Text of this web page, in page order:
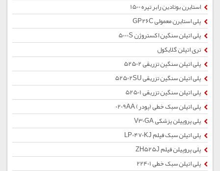
استایرن بوتادین رابر تیره 1500
پلی استایرن معمولی GP26C
پلی اتیلن سنگین اکستروژن 5000S
تری اتیلن گلایکول
پلی اتیلن سنگین تزریقی 52502
پلی اتیلن سنگین تزریقی 52502SU
پلی اتیلن سنگین تزریقی 52501
پلی اتیلن سبک خطی (پودر) 0209AA
پلی پروپیلن پزشکی V30GA
پلی اتیلن سبک فیلم LP0470KJ
پلی پروپیلن فیلم ZH525J
پلی اتیلن سبک خطی 22401